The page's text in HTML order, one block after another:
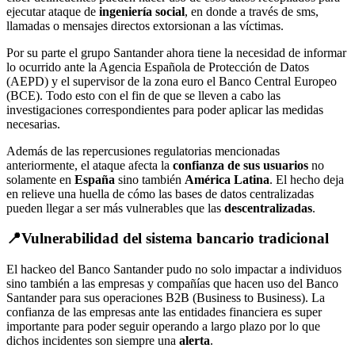
ejecutar ataque de ingeniería social, en donde a través de sms,
llamadas o mensajes directos extorsionan a las víctimas.
Por su parte el grupo Santander ahora tiene la necesidad de informar
lo ocurrido ante la Agencia Española de Protección de Datos
(AEPD) y el supervisor de la zona euro el Banco Central Europeo
(BCE). Todo esto con el fin de que se lleven a cabo las
investigaciones correspondientes para poder aplicar las medidas
necesarias.
Además de las repercusiones regulatorias mencionadas
anteriormente, el ataque afecta la confianza de sus usuarios no
solamente en España sino también América Latina. El hecho deja
en relieve una huella de cómo las bases de datos centralizadas
pueden llegar a ser más vulnerables que las descentralizadas.
📍Vulnerabilidad del sistema bancario tradicional
El hackeo del Banco Santander pudo no solo impactar a individuos
sino también a las empresas y compañías que hacen uso del Banco
Santander para sus operaciones B2B (Business to Business). La
confianza de las empresas ante las entidades financiera es super
importante para poder seguir operando a largo plazo por lo que
dichos incidentes son siempre una alerta.